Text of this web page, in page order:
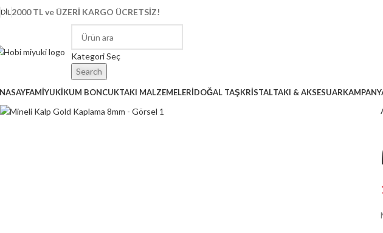
DIL2000 TL ve ÜZERİ KARGO ÜCRETSİZ!
Kategori Seç
Search
MİYUKİKUM BONCUKTAKI MALZEMELERİDOĞAL TAŞKRİSTALTAKI & AKSESUAR